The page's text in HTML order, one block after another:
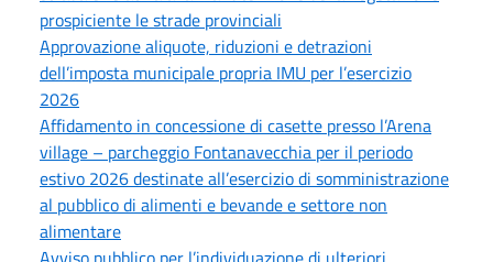
prospiciente le strade provinciali
Approvazione aliquote, riduzioni e detrazioni
dell’imposta municipale propria IMU per l’esercizio
2026
Affidamento in concessione di casette presso l’Arena
village – parcheggio Fontanavecchia per il periodo
estivo 2026 destinate all’esercizio di somministrazione
al pubblico di alimenti e bevande e settore non
alimentare